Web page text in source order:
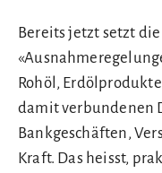
Bereits jetzt setzt
Rohöl,
damit verbundenen
Bankgeschäften,
Kraft. Das heisst,